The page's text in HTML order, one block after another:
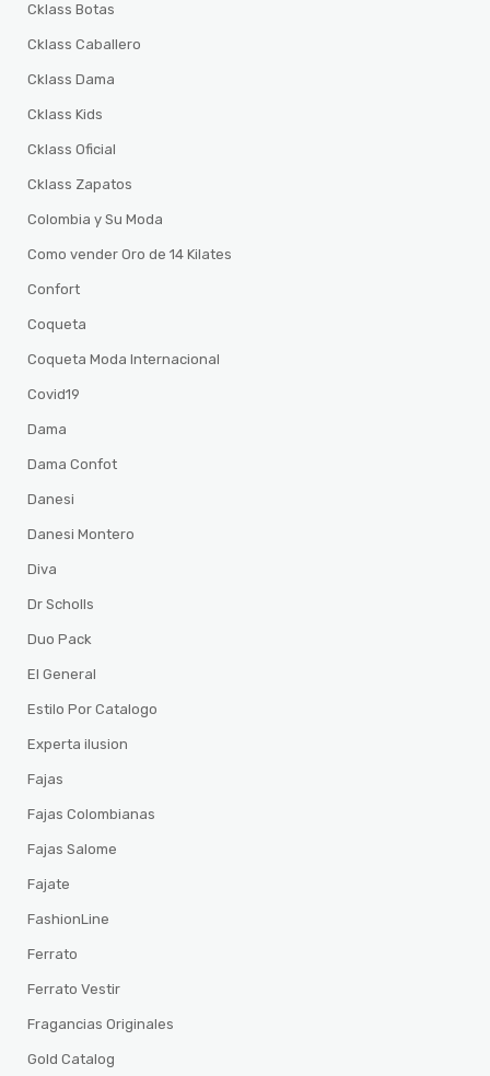
Cklass Botas
Cklass Caballero
Cklass Dama
Cklass Kids
Cklass Oficial
Cklass Zapatos
Colombia y Su Moda
Como vender Oro de 14 Kilates
Confort
Coqueta
Coqueta Moda Internacional
Covid19
Dama
Dama Confot
Danesi
Danesi Montero
Diva
Dr Scholls
Duo Pack
El General
Estilo Por Catalogo
Experta ilusion
Fajas
Fajas Colombianas
Fajas Salome
Fajate
FashionLine
Ferrato
Ferrato Vestir
Fragancias Originales
Gold Catalog